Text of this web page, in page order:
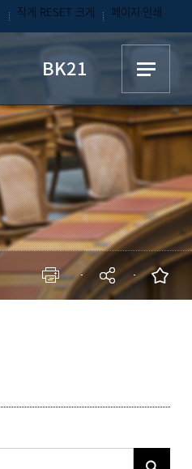
작게 RESET 크게 페이지 인쇄
BK21
메뉴추가